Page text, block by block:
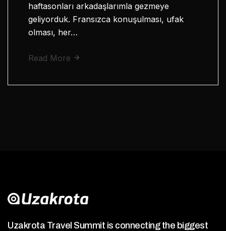
haftasonları arkadaşlarımla gezmeye
geliyorduk. Fransızca konuşulması, ufak
olması, her…
Read More
Uzakrota Travel Summit is connecting the biggest